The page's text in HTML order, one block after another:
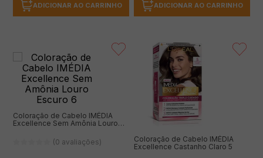
ADICIONAR AO CARRINHO ADICIONAR AO CARRINHO
Coloração de Cabelo IMÉDIA
Excellence Sem Amônia Louro
(0 avaliações)
Coloração de Cabelo IMÉDIA
Excellence Castanho Claro 5